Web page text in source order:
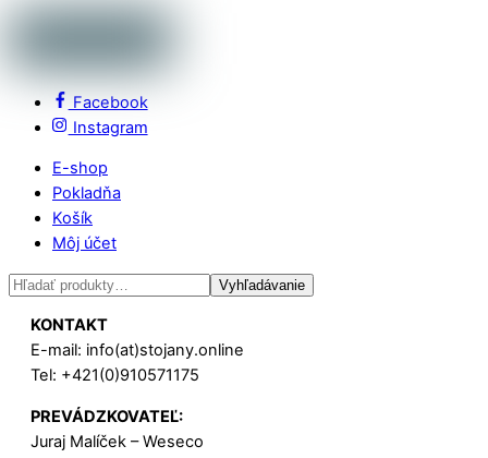
Facebook
Instagram
E-shop
Pokladňa
Košík
Môj účet
Hľadať: Vyhľadávanie
KONTAKT
E-mail: info(at)stojany.online
Tel: +421(0)910571175
PREVÁDZKOVATEĽ:
Juraj Malíček – Weseco